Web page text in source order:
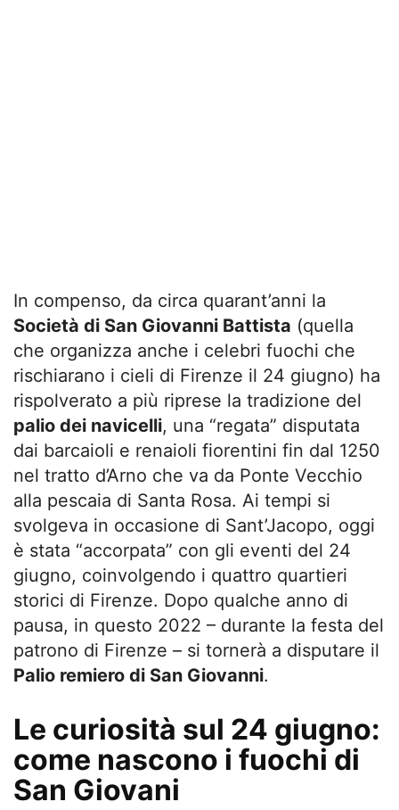
In compenso, da circa quarant’anni la
Società di San Giovanni Battista (quella
che organizza anche i celebri fuochi che
rischiarano i cieli di Firenze il 24 giugno) ha
rispolverato a più riprese la tradizione del
palio dei navicelli, una “regata” disputata
dai barcaioli e renaioli fiorentini fin dal 1250
nel tratto d’Arno che va da Ponte Vecchio
alla pescaia di Santa Rosa. Ai tempi si
svolgeva in occasione di Sant’Jacopo, oggi
è stata “accorpata” con gli eventi del 24
giugno, coinvolgendo i quattro quartieri
storici di Firenze. Dopo qualche anno di
pausa, in questo 2022 – durante la festa del
patrono di Firenze – si tornerà a disputare il
Palio remiero di San Giovanni.
Le curiosità sul 24 giugno:
come nascono i fuochi di
San Giovani